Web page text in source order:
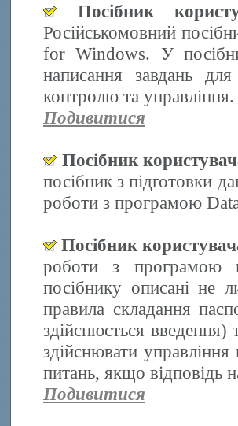
Посібник
Російськомовний
for Windows. У
написання завдань
контролю та управління.
Подивитися
Посібник
посібник з підготовки
роботи з програмою
Посібник
роботи з програмою
посібнику описані не
правила складання
здійснюється
здійснювати
питань, якщо відповідь
Подивитися